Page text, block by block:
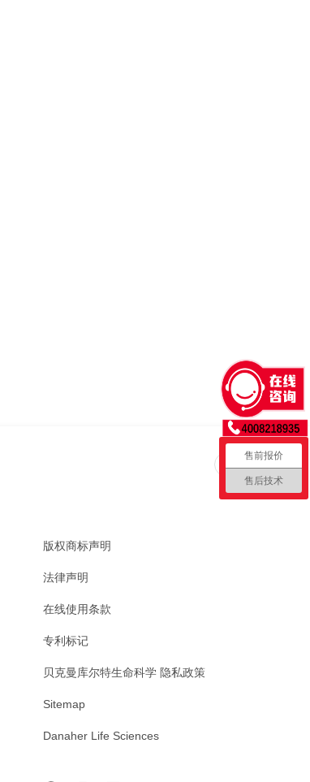
版权商标声明
法律声明
在线使用条款
专利标记
贝克曼库尔特生命科学 隐私政策
Sitemap
Danaher Life Sciences
回到顶部
售前报价
售后技术